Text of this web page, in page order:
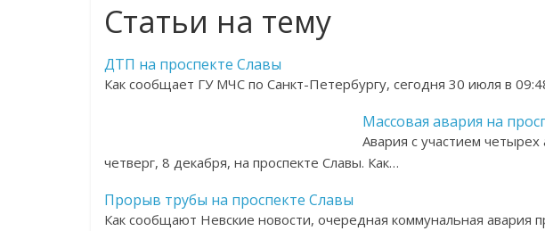
Статьи на тему
ДТП на проспекте Славы
Как сообщает ГУ МЧС по Санкт-Петербургу, сегодня 30 июля в
Массовая авария на
Авария с участием
четверг, 8 декабря, на проспекте Славы. Как…
Прорыв трубы на проспекте Славы
Как сообщают Невские новости, очередная коммунальная авария